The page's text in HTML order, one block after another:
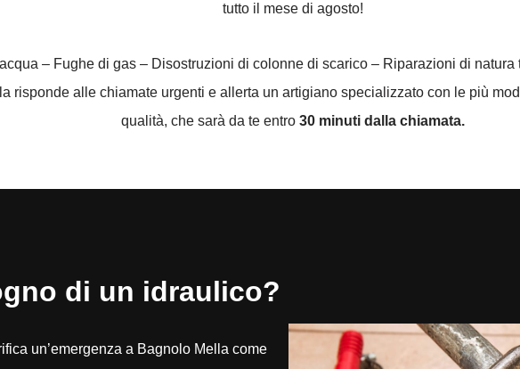
tutto il mese di agosto!
– Fughe di gas – Disostruzioni di colonne di scarico – Riparazioni di natura
risponde alle chiamate urgenti e allerta un artigiano specializzato con le più
qualità, che sarà da te entro 30 minuti dalla chiamata.
di un idraulico?
un’emergenza a Bagnolo Mella come